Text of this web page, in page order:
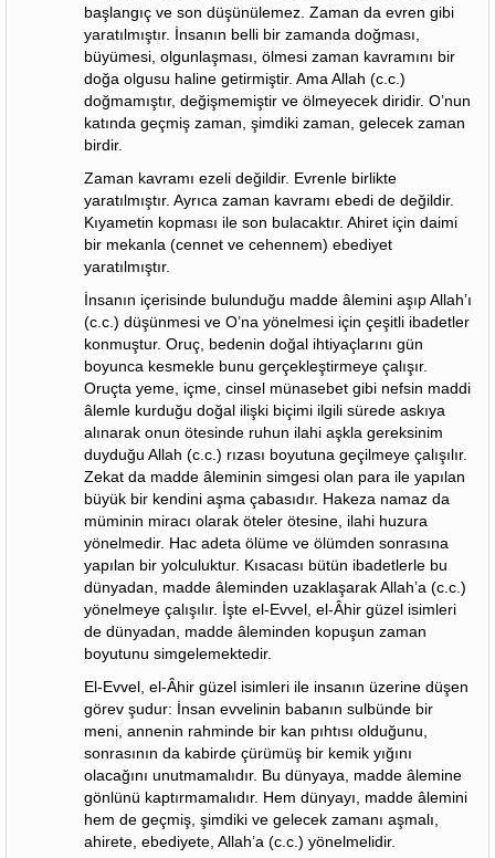
başlangıç ve son düşünülemez. Zaman da evren gibi
yaratılmıştır. İnsanın belli bir zamanda doğması,
büyümesi, olgunlaşması, ölmesi zaman kavramını bir
doğa olgusu haline getirmiştir. Ama Allah (c.c.)
doğmamıştır, değişmemiştir ve ölmeyecek diridir. O’nun
katında geçmiş zaman, şimdiki zaman, gelecek zaman
birdir.
Zaman kavramı ezeli değildir. Evrenle birlikte
yaratılmıştır. Ayrıca zaman kavramı ebedi de değildir.
Kıyametin kopması ile son bulacaktır. Ahiret için daimi
bir mekanla (cennet ve cehennem) ebediyet
yaratılmıştır.
İnsanın içerisinde bulunduğu madde âlemini aşıp Allah’ı
(c.c.) düşünmesi ve O’na yönelmesi için çeşitli ibadetler
konmuştur. Oruç, bedenin doğal ihtiyaçlarını gün
boyunca kesmekle bunu gerçekleştirmeye çalışır.
Oruçta yeme, içme, cinsel münasebet gibi nefsin maddi
âlemle kurduğu doğal ilişki biçimi ilgili sürede askıya
alınarak onun ötesinde ruhun ilahi aşkla gereksinim
duyduğu Allah (c.c.) rızası boyutuna geçilmeye çalışılır.
Zekat da madde âleminin simgesi olan para ile yapılan
büyük bir kendini aşma çabasıdır. Hakeza namaz da
müminin miracı olarak öteler ötesine, ilahi huzura
yönelmedir. Hac adeta ölüme ve ölümden sonrasına
yapılan bir yolculuktur. Kısacası bütün ibadetlerle bu
dünyadan, madde âleminden uzaklaşarak Allah’a (c.c.)
yönelmeye çalışılır. İşte el-Evvel, el-Âhir güzel isimleri
de dünyadan, madde âleminden kopuşun zaman
boyutunu simgelemektedir.
El-Evvel, el-Âhir güzel isimleri ile insanın üzerine düşen
görev şudur: İnsan evvelinin babanın sulbünde bir
meni, annenin rahminde bir kan pıhtısı olduğunu,
sonrasının da kabirde çürümüş bir kemik yığını
olacağını unutmamalıdır. Bu dünyaya, madde âlemine
gönlünü kaptırmamalıdır. Hem dünyayı, madde âlemini
hem de geçmiş, şimdiki ve gelecek zamanı aşmalı,
ahirete, ebediyete, Allah’a (c.c.) yönelmelidir.